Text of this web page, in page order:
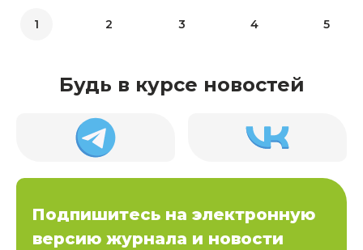
1 2 3 4 5
Будь в курсе новостей
Подпишитесь на электронную
версию журнала и новости